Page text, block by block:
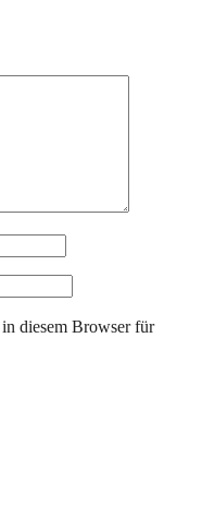
diesem Browser für